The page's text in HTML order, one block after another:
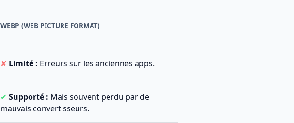
WEBP (WEB PICTURE FORMAT)
✘ Limité : Erreurs sur les anciennes apps.
✔ Supporté : Mais souvent perdu par de
mauvais convertisseurs.